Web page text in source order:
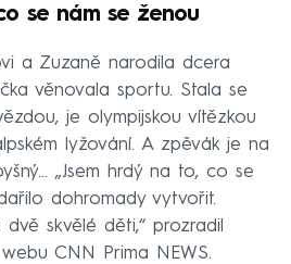
se nám se ženou
a Zuzaně narodila dcera
věnovala sportu. Stala se
je olympijskou vítězkou
lyžování. A zpěvák je na
„Jsem hrdý na to, co se
dohromady vytvořit.
skvělé děti,“ prozradil
CNN Prima NEWS.